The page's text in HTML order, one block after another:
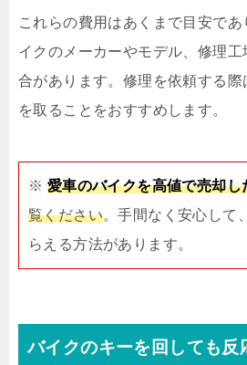
これらの費用はあくまで目安で
イクのメーカーやモデル、修理
合があります。修理を依頼する際
を取ることをおすすめします。
※ 愛車のバイクを高値で売却し
覧ください。手間なく安心して
らえる方法があります。
バイクのキーを回しても反